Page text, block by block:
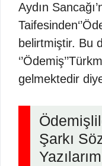
Aydın
belirtmiştir. Bu
gelmektedir
Şarkı